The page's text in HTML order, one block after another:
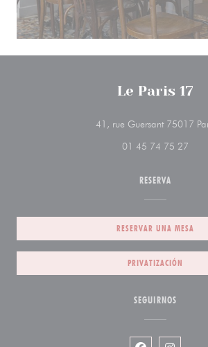
Le Paris 17
41, rue Guersant 75017
01 45 74 75 27
RESERVA
RESERVAR UNA MESA
PRIVATIZACIÓN
SEGUIRNOS